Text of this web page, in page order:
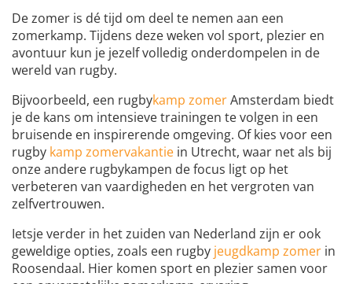
De zomer is dé tijd om deel te nemen aan een
zomerkamp. Tijdens deze weken vol sport, plezier en
avontuur kun je jezelf volledig onderdompelen in de
wereld van rugby.
Bijvoorbeeld, een rugbykamp zomerAmsterdam biedt
je de kans om intensieve trainingen te volgen in een
bruisende en inspirerende omgeving. Of kies voor een
rugby kamp zomervakantie in Utrecht, waar net als bij
onze andere rugbykampen de focus ligt op het
verbeteren van vaardigheden en het vergroten van
zelfvertrouwen.
Ietsje verder in het zuiden van Nederland zijn er ook
geweldige opties, zoals een rugby jeugdkamp zomer in
Roosendaal. Hier komen sport en plezier samen voor